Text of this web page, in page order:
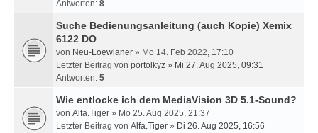
Antworten: 8
Suche Bedienungsanleitung (auch Kopie) Xemix
6122 DO
von Neu-Loewianer » Mo 14. Feb 2022, 17:10
Letzter Beitrag von portolkyz » Mi 27. Aug 2025, 09:31
Antworten: 5
Wie entlocke ich dem MediaVision 3D 5.1-Sound?
von Alfa.Tiger » Mo 25. Aug 2025, 21:37
Letzter Beitrag von Alfa.Tiger » Di 26. Aug 2025, 16:56